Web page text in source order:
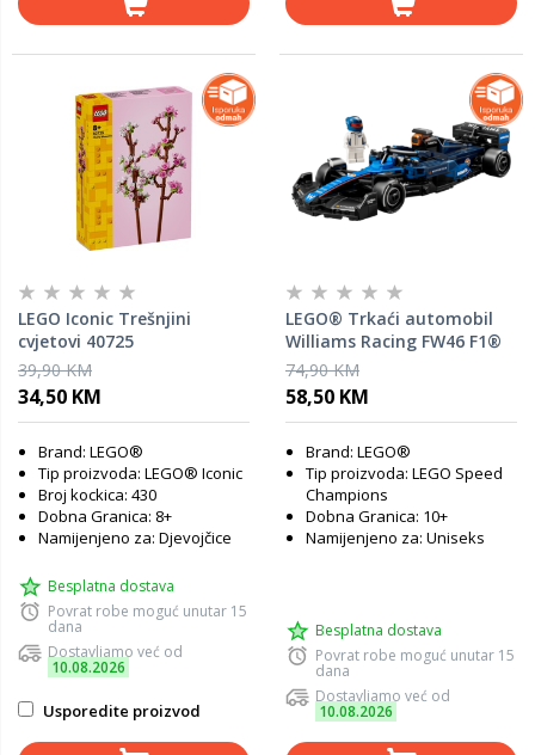
LEGO Iconic Trešnjini
cvjetovi 40725
39,90 KM
34,50 KM
Brand: LEGO®
Tip proizvoda: LEGO® Iconic
Broj kockica: 430
Dobna Granica: 8+
Namijenjeno za: Djevojčice
Besplatna dostava
Povrat robe moguć unutar 15
dana
Dostavljamo već od
10.08.2026
Usporedite proizvod
LEGO® Trkaći automobil
Williams Racing FW46 F1®
77249
74,90 KM
58,50 KM
Brand: LEGO®
Tip proizvoda: LEGO Speed
Champions
Dobna Granica: 10+
Namijenjeno za: Uniseks
Besplatna dostava
Povrat robe moguć unutar 15
dana
Dostavljamo već od
10.08.2026